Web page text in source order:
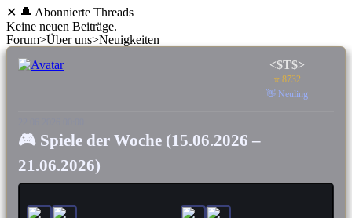
✕ 🔔 Abonnierte Threads
Keine neuen Beiträge.
Forum>Über uns>Neuigkeiten
<$T$>
⭐ 8732
👋 Neuling
🎮 Spiele der Woche (15.06.2026 –
21.06.2026)
#1
⏱ 74h
#2
⏱ 65.4h